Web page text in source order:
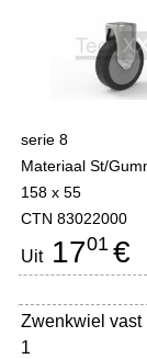
serie 8
Materiaal St/
158 x 55
CTN 83022000
Uit1701 €
Zwenkwiel vast
1